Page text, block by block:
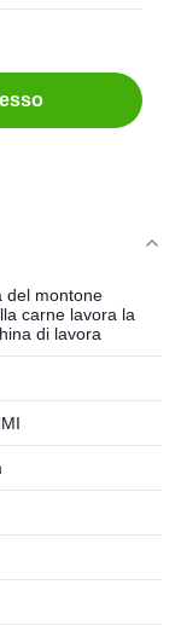
del montone
carne lavora la
di lavora